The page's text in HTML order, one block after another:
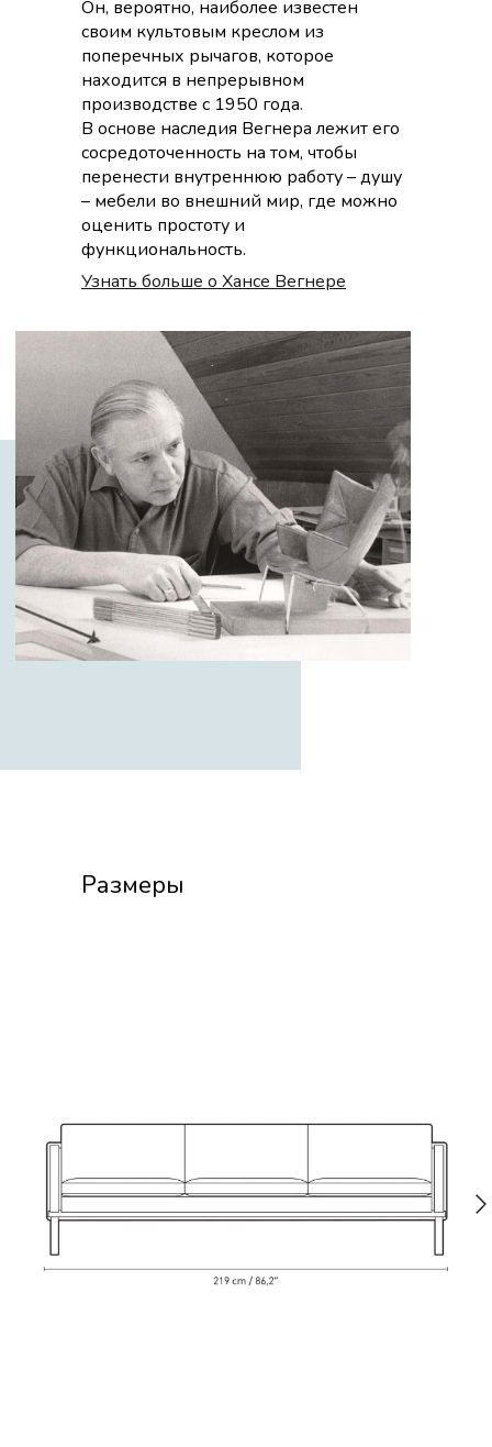
Он, вероятно, наиболее известен
своим культовым креслом из
поперечных рычагов, которое
находится в непрерывном
производстве с 1950 года.
В основе наследия Вегнера лежит его
сосредоточенность на том, чтобы
перенести внутреннюю работу – душу
– мебели во внешний мир, где можно
оценить простоту и
функциональность.
Узнать больше о Хансе Вегнере
Размеры